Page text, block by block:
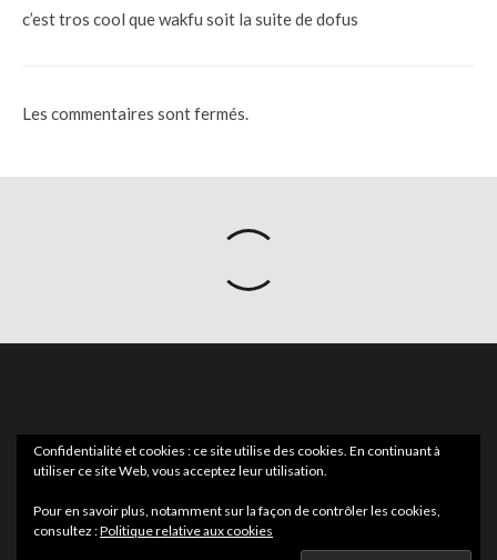
c’est tros cool que wakfu soit la suite de dofus
Les commentaires sont fermés.
Confidentialité et cookies : ce site utilise des cookies. En continuant à
utiliser ce site Web, vous acceptez leur utilisation.
Pour en savoir plus, notamment sur la façon de contrôler les cookies,
consultez :Politique relative aux cookies